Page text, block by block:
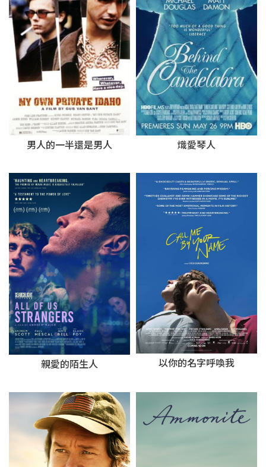
男人的一半還是男人 熾愛琴人
親愛的陌生人 以你的名字呼喚我